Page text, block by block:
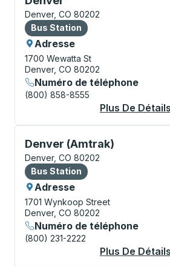
Denver, CO 80202
Bus Station
Bus Station
Adresse
1700 Wewatta St
Denver, CO 80202
Numéro de téléphone
(800) 858-8555
Plus De Détails
Denver (Amtrak)
Bus Station, utilisez les
Denver, CO 80202
Bus Station
Bus Station
Adresse
1701 Wynkoop Street
Denver, CO 80202
Numéro de téléphone
(800) 231-2222
Plus De Détails